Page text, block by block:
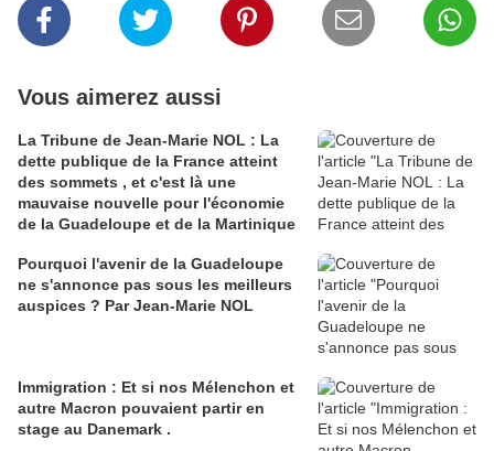
Vous aimerez aussi
La Tribune de Jean-Marie NOL : La
dette publique de la France atteint
des sommets , et c'est là une
mauvaise nouvelle pour l'économie
de la Guadeloupe et de la Martinique
Pourquoi l'avenir de la Guadeloupe
ne s'annonce pas sous les meilleurs
auspices ? Par Jean-Marie NOL
Immigration : Et si nos Mélenchon et
autre Macron pouvaient partir en
stage au Danemark .